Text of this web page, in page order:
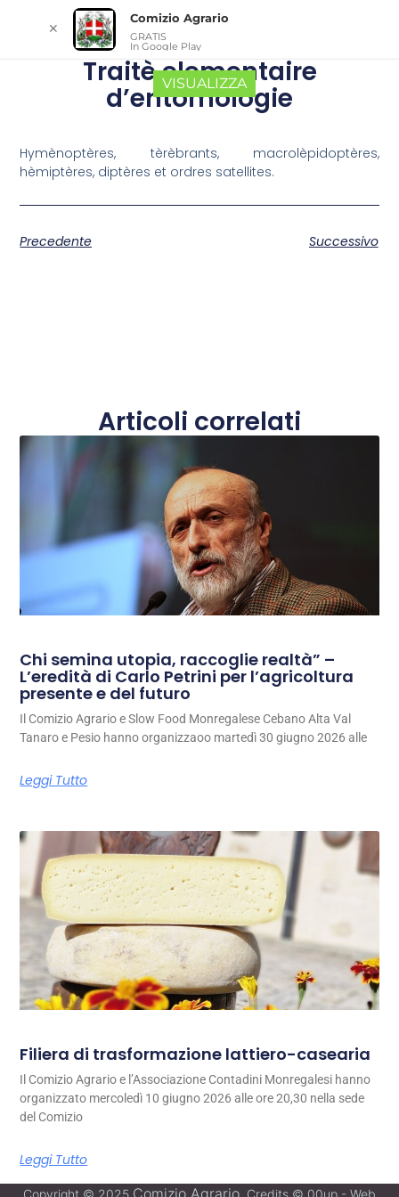
Traitè elementaire
d’entomologie
Hymènoptères, tèrèbrants, macrolèpidoptères,
hèmiptères, diptères et ordres satellites.
Precedente Successivo
Articoli correlati
Chi semina utopia, raccoglie realtà” –
L’eredità di Carlo Petrini per l’agricoltura
presente e del futuro
Il Comizio Agrario e Slow Food Monregalese Cebano Alta Val
Tanaro e Pesio hanno organizzaoo martedì 30 giugno 2026 alle
Leggi Tutto
Filiera di trasformazione lattiero-casearia
Il Comizio Agrario e l’Associazione Contadini Monregalesi hanno
organizzato mercoledì 10 giugno 2026 alle ore 20,30 nella sede
del Comizio
Leggi Tutto
Copyright © 2025 Comizio Agrario . Credits © 00up - Web
✕
Comizio Agrario
GRATIS
In Google Play
VISUALIZZA